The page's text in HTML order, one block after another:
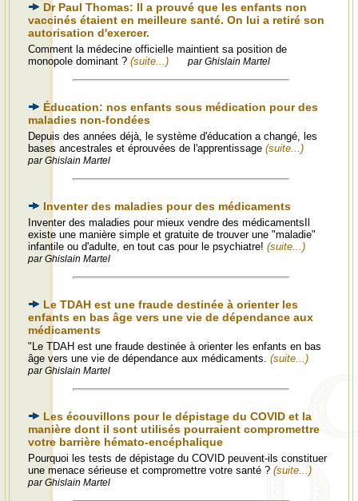
Dr Paul Thomas: Il a prouvé que les enfants non
vaccinés étaient en meilleure santé. On lui a retiré son
autorisation d'exercer.
Comment la médecine officielle maintient sa position de
monopole dominant ? (suite...) par Ghislain Martel
Éducation: nos enfants sous médication pour des
maladies non-fondées
Depuis des années déjà, le système d'éducation a changé, les
bases ancestrales et éprouvées de l'apprentissage (suite...)
par Ghislain Martel
Inventer des maladies pour des médicaments
Inventer des maladies pour mieux vendre des médicamentsIl
existe une manière simple et gratuite de trouver une "maladie"
infantile ou d'adulte, en tout cas pour le psychiatre! (suite...)
par Ghislain Martel
Le TDAH est une fraude destinée à orienter les
enfants en bas âge vers une vie de dépendance aux
médicaments
"Le TDAH est une fraude destinée à orienter les enfants en bas
âge vers une vie de dépendance aux médicaments. (suite...)
par Ghislain Martel
Les écouvillons pour le dépistage du COVID et la
manière dont il sont utilisés pourraient compromettre
votre barrière hémato-encéphalique
Pourquoi les tests de dépistage du COVID peuvent-ils constituer
une menace sérieuse et compromettre votre santé ? (suite...)
par Ghislain Martel